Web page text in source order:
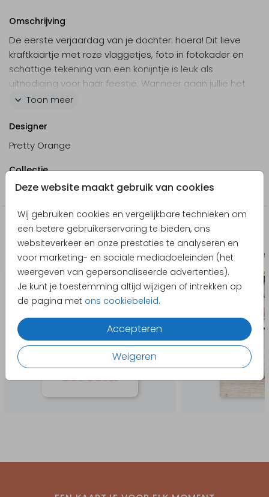
Deze website maakt gebruik van cookies
Wij gebruiken cookies en vergelijkbare technieken om
een betere gebruikerservaring te bieden, ons
websiteverkeer en onze prestaties te analyseren en
voor marketing- en sociale mediadoeleinden (het
weergeven van gepersonaliseerde advertenties).
Je kunt je toestemming altijd wijzigen of intrekken op
de pagina met ons cookiebeleid.
Accepteren
Weigeren
Omschrijving
De eerste verjaardag van je dochter: hoera! Dit lieve
kraftkaartje met roze vlaggetjes, foto in fotokader en
schattige tekening van een konijntje is leuk als
uitnodiging voor haar feestje. Wanneer gaan jullie het
vieren? Maak de kaart persoonlijk in de editor met
Toon meer
Designer
Pretty Orange
Collectie
Kinderfeestje
Producten die hierop lijken
Bedankkaart geboorte